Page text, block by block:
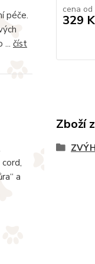
péče.
... číst
a
cena od
329
Zboží